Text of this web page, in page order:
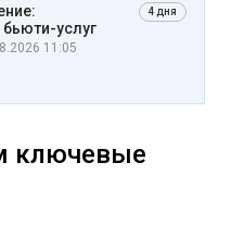
услуг
4 дня
11:05
ключевые